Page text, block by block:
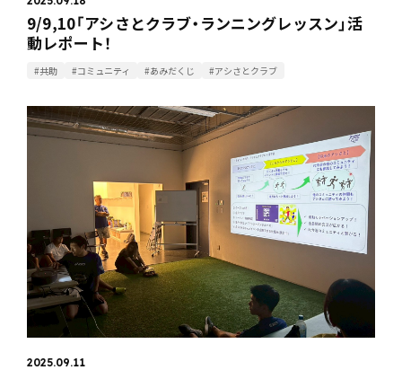
9/9,10「アシさとクラブ・ランニングレッスン」活
動レポート！
#共助 #コミュニティ #あみだくじ #アシさとクラブ
2025.09.11